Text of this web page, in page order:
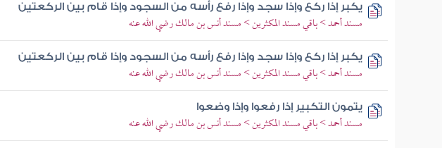
يكبر إذا ركع وإذا سجد وإذا رفع رأسه من السجود وإذا قام بين الركعتين
مسند أحمد > باقي مسند المكثرين > مسند أنس بن مالك رضي الله عنه
يكبر إذا ركع وإذا سجد وإذا رفع رأسه من السجود وإذا قام بين الركعتين
مسند أحمد > باقي مسند المكثرين > مسند أنس بن مالك رضي الله عنه
يتمون التكبير إذا رفعوا وإذا وضعوا
مسند أحمد > باقي مسند المكثرين > مسند أنس بن مالك رضي الله عنه